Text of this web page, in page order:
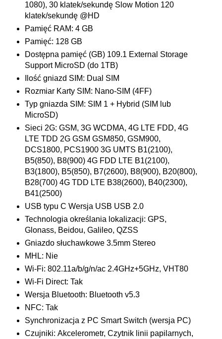
1080), 30 klatek/sekundę Slow Motion 120
klatek/sekundę @HD
Pamięć RAM: 4 GB
Pamięć: 128 GB
Dostępna pamięć (GB) 109.1 External Storage
Support MicroSD (do 1TB)
Ilość gniazd SIM: Dual SIM
Rozmiar Karty SIM: Nano-SIM (4FF)
Typ gniazda SIM: SIM 1 + Hybrid (SIM lub
MicroSD)
Sieci 2G: GSM, 3G WCDMA, 4G LTE FDD, 4G
LTE TDD 2G GSM GSM850, GSM900,
DCS1800, PCS1900 3G UMTS B1(2100),
B5(850), B8(900) 4G FDD LTE B1(2100),
B3(1800), B5(850), B7(2600), B8(900), B20(800),
B28(700) 4G TDD LTE B38(2600), B40(2300),
B41(2500)
USB typu C Wersja USB USB 2.0
Technologia określania lokalizacji: GPS,
Glonass, Beidou, Galileo, QZSS
Gniazdo słuchawkowe 3.5mm Stereo
MHL: Nie
Wi-Fi: 802.11a/b/g/n/ac 2.4GHz+5GHz, VHT80
Wi-Fi Direct: Tak
Wersja Bluetooth: Bluetooth v5.3
NFC: Tak
Synchronizacja z PC Smart Switch (wersja PC)
Czujniki: Akcelerometr, Czytnik linii papilarnych,